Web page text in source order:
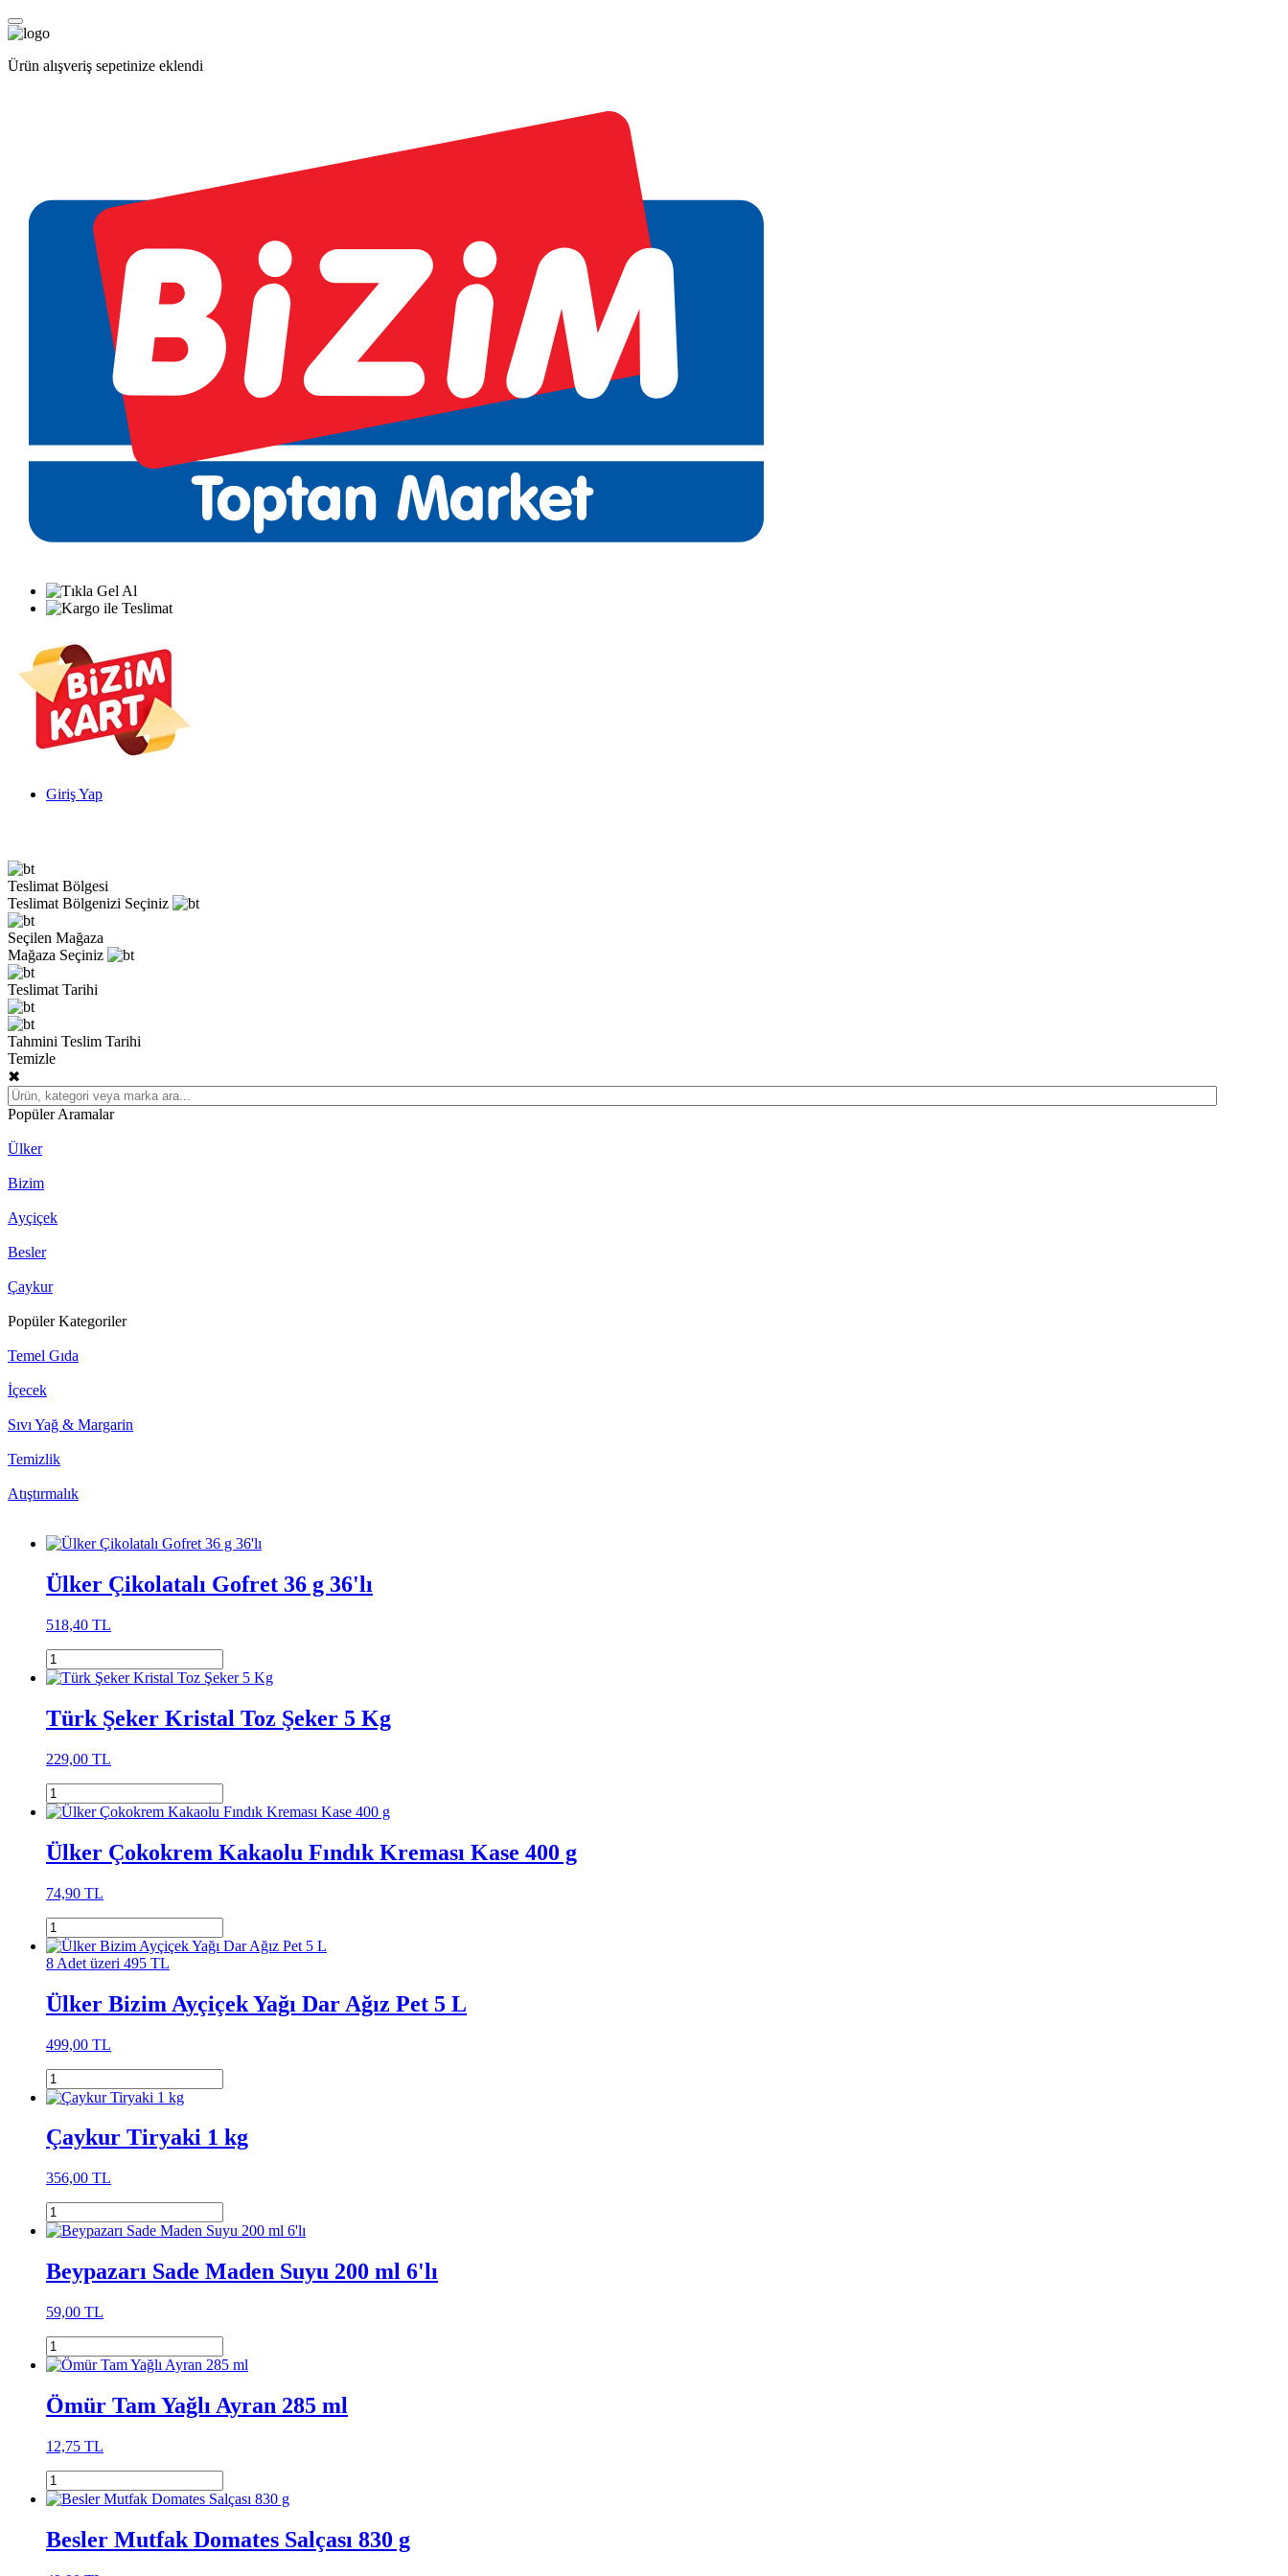
Ürün alışveriş sepetinize eklendi
Giriş Yap
Teslimat Bölgesi
Teslimat Bölgenizi Seçiniz
Seçilen Mağaza
Mağaza Seçiniz
Teslimat Tarihi
Tahmini Teslim Tarihi
Temizle
✖
Popüler Aramalar
Ülker
Bizim
Ayçiçek
Besler
Çaykur
Popüler Kategoriler
Temel Gıda
İçecek
Sıvı Yağ & Margarin
Temizlik
Atıştırmalık
Ülker Çikolatalı Gofret 36 g 36'lı
518,40 TL
Türk Şeker Kristal Toz Şeker 5 Kg
229,00 TL
Ülker Çokokrem Kakaolu Fındık Kreması Kase 400 g
74,90 TL
8 Adet üzeri 495 TL
Ülker Bizim Ayçiçek Yağı Dar Ağız Pet 5 L
499,00 TL
Çaykur Tiryaki 1 kg
356,00 TL
Beypazarı Sade Maden Suyu 200 ml 6'lı
59,00 TL
Ömür Tam Yağlı Ayran 285 ml
12,75 TL
Besler Mutfak Domates Salçası 830 g